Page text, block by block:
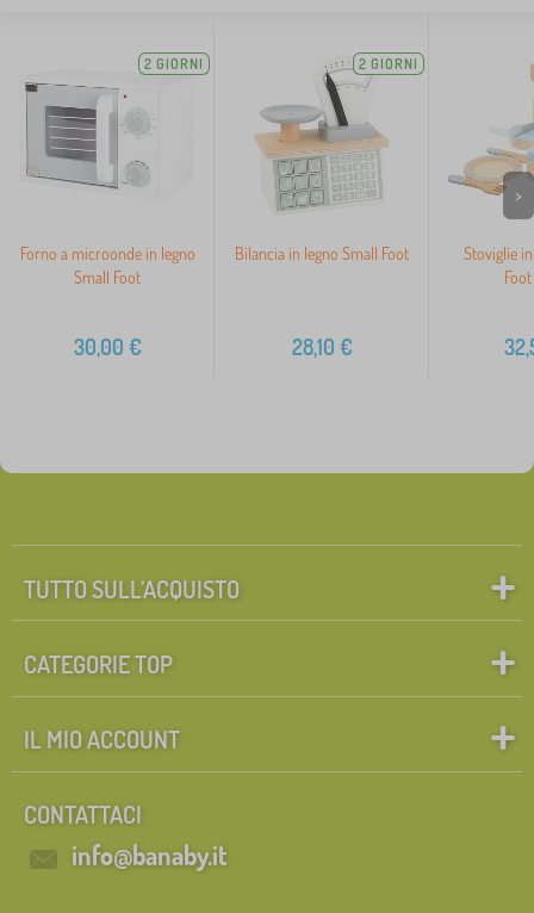
2 GIORNI
Forno a microonde in legno
Small Foot
30,00 €
2 GIORNI
Bilancia in legno Small Foot
28,10 €
Stoviglie
>
TUTTO SULL’ACQUISTO
CATEGORIE TOP
IL MIO ACCOUNT
CONTATTACI
info@banaby.it